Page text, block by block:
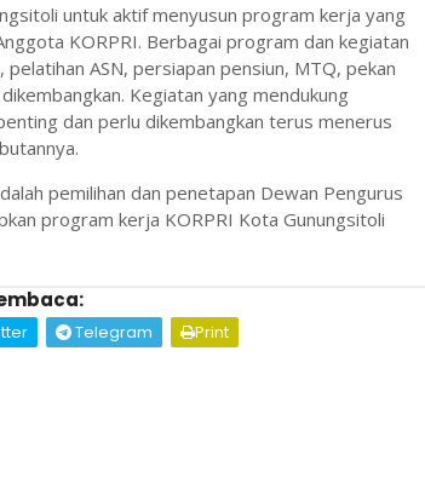
untuk aktif menyusun program kerja yang
KORPRI. Berbagai program dan kegiatan
ASN, persiapan pensiun, MTQ, pekan
Kegiatan yang mendukung
dan perlu dikembangkan terus menerus
pemilihan dan penetapan Dewan Pengurus
program kerja KORPRI Kota Gunungsitoli
Telegram Print